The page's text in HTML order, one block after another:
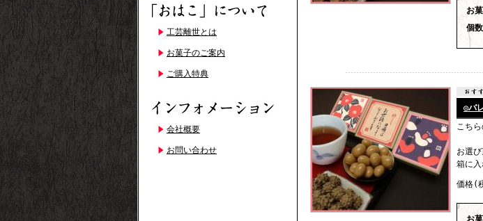
工芸離世とは
お菓子のご案内
ご購入特典
会社概要
お問い合わせ
お
個数
◎バ
こち
お選
箱に入
価格(
お